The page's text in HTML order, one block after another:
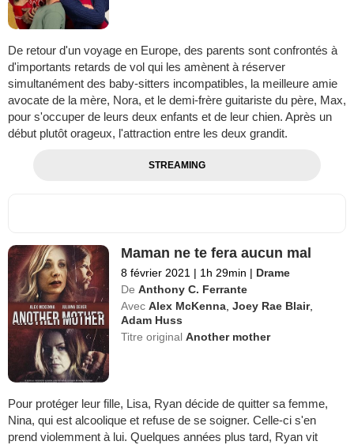
De retour d'un voyage en Europe, des parents sont confrontés à
d'importants retards de vol qui les amènent à réserver
simultanément des baby-sitters incompatibles, la meilleure amie
avocate de la mère, Nora, et le demi-frère guitariste du père, Max,
pour s'occuper de leurs deux enfants et de leur chien. Après un
début plutôt orageux, l'attraction entre les deux grandit.
STREAMING
Maman ne te fera aucun mal
8 février 2021 | 1h 29min | Drame
De Anthony C. Ferrante
Avec Alex McKenna ,Joey Rae Blair,
Adam Huss
Titre originalAnother mother
Pour protéger leur fille, Lisa, Ryan décide de quitter sa femme,
Nina, qui est alcoolique et refuse de se soigner. Celle-ci s'en
prend violemment à lui. Quelques années plus tard, Ryan vit